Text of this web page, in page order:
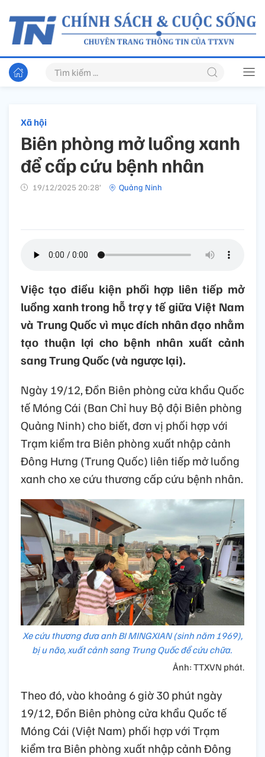
Xã hội
Biên phòng mở luồng xanh
để cấp cứu bệnh nhân
19/12/2025 20:28’ Quảng Ninh
Việc tạo điều kiện phối hợp liên tiếp mở
luồng xanh trong hỗ trợ y tế giữa Việt Nam
và Trung Quốc vì mục đích nhân đạo nhằm
tạo thuận lợi cho bệnh nhân xuất cảnh
sang Trung Quốc (và ngược lại).
Ngày 19/12, Đồn Biên phòng cửa khẩu Quốc
tế Móng Cái (Ban Chỉ huy Bộ đội Biên phòng
Quảng Ninh) cho biết, đơn vị phối hợp với
Trạm kiểm tra Biên phòng xuất nhập cảnh
Đông Hưng (Trung Quốc) liên tiếp mở luồng
xanh cho xe cứu thương cấp cứu bệnh nhân.
Xe cứu thương đưa anh BI MINGXIAN (sinh năm 1969),
bị u não, xuất cảnh sang Trung Quốc để cứu chữa.
Ảnh: TTXVN phát.
Theo đó, vào khoảng 6 giờ 30 phút ngày
19/12, Đồn Biên phòng cửa khẩu Quốc tế
Móng Cái (Việt Nam) phối hợp với Trạm
kiểm tra Biên phòng xuất nhập cảnh Đông